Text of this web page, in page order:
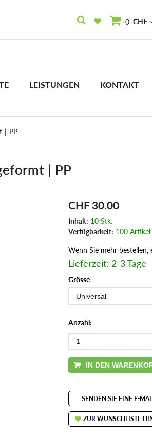
0 CHF
LEISTUNGEN KONTAKT
| PP
| PP
CHF 30.00
Inhalt: 10 Stk.
Verfügbarkeit: 100 Artikel
Wenn Sie mehr bestellen,
Lieferzeit: 2-3 Tage
Grösse
Anzahl:
IN DEN
SENDEN SIE EINE E-
ZUR WUNSCHLISTE